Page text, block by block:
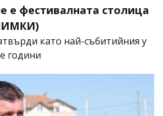
е фестивалната столица
като най-събитийния у
години